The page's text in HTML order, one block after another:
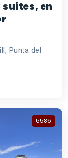
en
Punta del
6586